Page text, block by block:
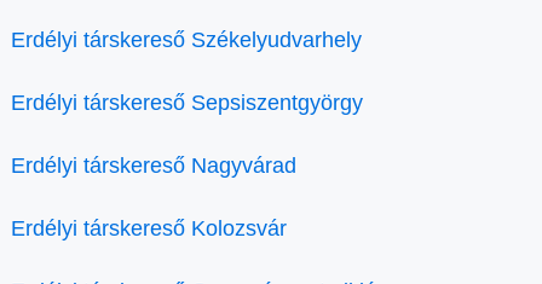
Erdélyi társkereső Székelyudvarhely
Erdélyi társkereső Sepsiszentgyörgy
Erdélyi társkereső Nagyvárad
Erdélyi társkereső Kolozsvár